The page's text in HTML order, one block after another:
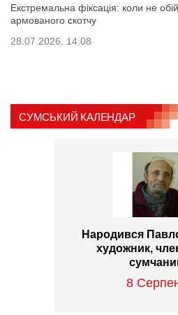
Екстремальна фіксація: коли не
армованого скотчу
28.07.2026, 14:08
СУМСЬКИЙ КАЛЕНДАР
Народився
художник,
8